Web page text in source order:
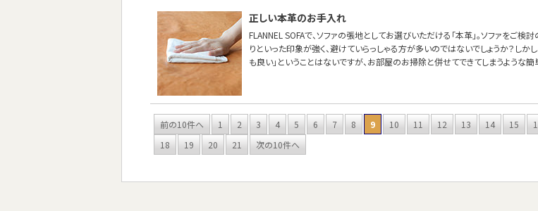
正しい本革のお手入れ
FLANNEL SOFAで、ソファの張地としてお選びいただける「本革」。ソファをご
りといった印象が強く、避けていらっしゃる方が多いのではないでしょうか？し
も良い」ということはないですが、お部屋のお掃除と併せてできてしまうような
前の10件へ 1 2 3 4 5 6 7 8 9 10 11 12 13 14 15
18
19 20 21 次の10件へ